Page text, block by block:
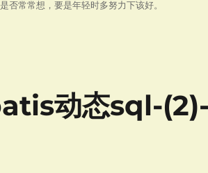
否常常想，要是年轻时多努力下该好。
动态sql-